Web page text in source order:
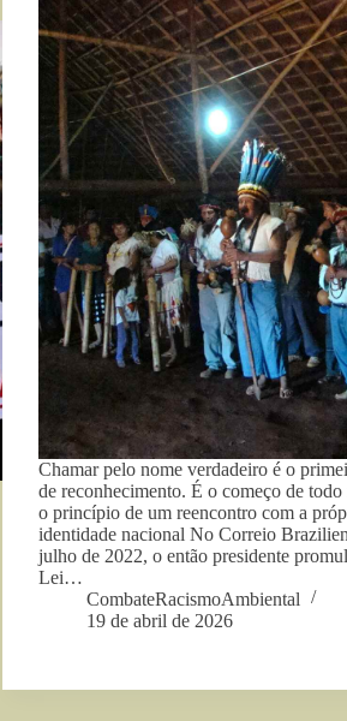
Chamar pelo nome verdadeiro é o
de reconhecimento. É o começo de todo
o princípio de um reencontro com a
identidade nacional No Correio
julho de 2022, o então presidente
Lei…
CombateRacismoAmbiental
19 de abril de 2026